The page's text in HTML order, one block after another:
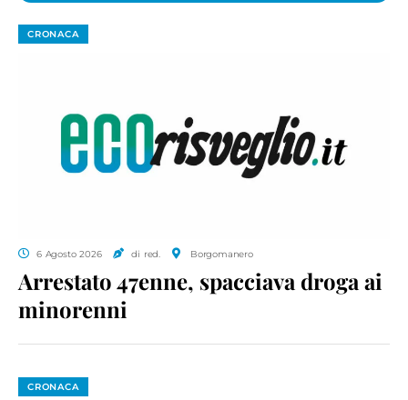
CRONACA
6 Agosto 2026 di red. Borgomanero
Arrestato 47enne, spacciava droga ai
minorenni
CRONACA